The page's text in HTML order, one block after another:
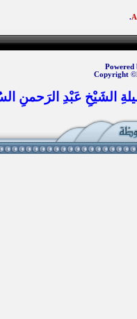
.
Powered
Copyright
الشَيْخِ عَبْدِ الرَحمنِ